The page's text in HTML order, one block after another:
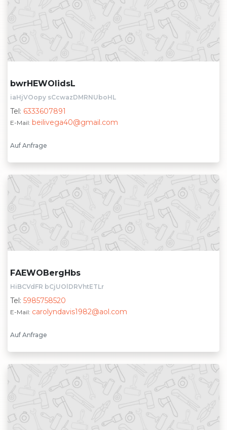
bwrHEWOIidsL
iaHjVOopy sCcwazDMRNUboHL
Tel: 6333607891
E-Mail: beilivega40@gmail.com
Auf Anfrage
FAEWOBergHbs
HiBCVdFR bCjUOlDRVhtETLr
Tel: 5985758520
E-Mail: carolyndavis1982@aol.com
Auf Anfrage